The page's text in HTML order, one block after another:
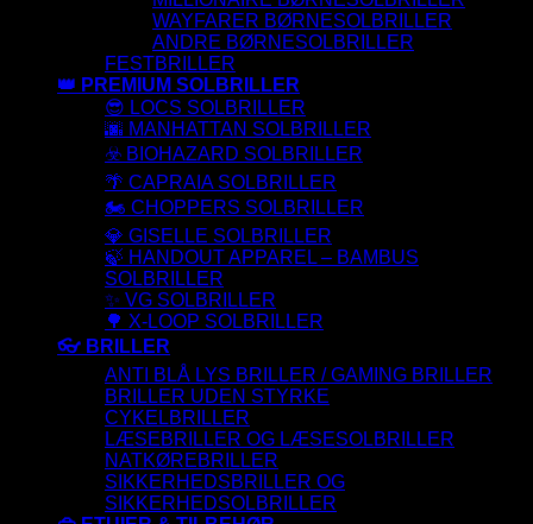
WAYFARER BØRNESOLBRILLER
ANDRE BØRNESOLBRILLER
FESTBRILLER
👑 PREMIUM SOLBRILLER
😎 LOCS SOLBRILLER
🌆 MANHATTAN SOLBRILLER
☣️ BIOHAZARD SOLBRILLER
🌴 CAPRAIA SOLBRILLER
🏍️ CHOPPERS SOLBRILLER
💎 GISELLE SOLBRILLER
🍃 HANDOUT APPAREL – BAMBUS
SOLBRILLER
✨ VG SOLBRILLER
🌳 X-LOOP SOLBRILLER
👓 BRILLER
ANTI BLÅ LYS BRILLER / GAMING BRILLER
BRILLER UDEN STYRKE
CYKELBRILLER
LÆSEBRILLER OG LÆSESOLBRILLER
NATKØREBRILLER
SIKKERHEDSBRILLER OG
SIKKERHEDSOLBRILLER